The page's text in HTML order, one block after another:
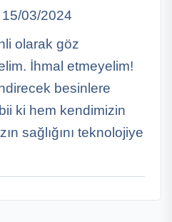
15/03/2024
olarak göz
İhmal etmeyelim!
besinlere
ki hem kendimizin
sağlığını teknolojiye